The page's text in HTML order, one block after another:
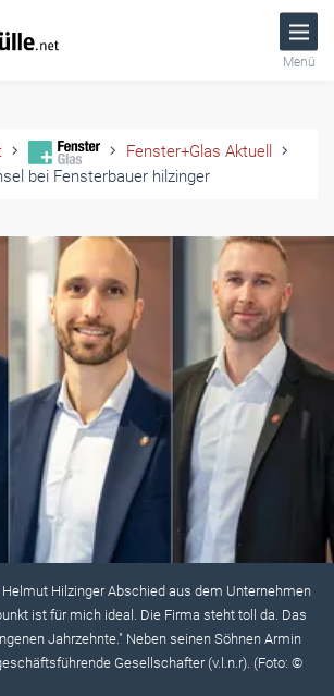
Menü
Fenster+Glas Aktuell
bei Fensterbauer hilzinger
Hilzinger Abschied aus dem Unternehmen
ist für mich ideal. Die Firma steht toll da. Das
Jahrzehnte." Neben seinen Söhnen Armin
Gesellschafter (v.l.n.r). (Foto: ©